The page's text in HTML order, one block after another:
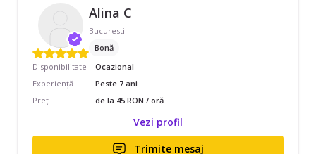
Alina C
Bucuresti
Bonă
Disponibilitate
Ocazional
Experiență
Peste 7 ani
Preț
de la 45 RON / oră
Vezi profil
Trimite mesaj